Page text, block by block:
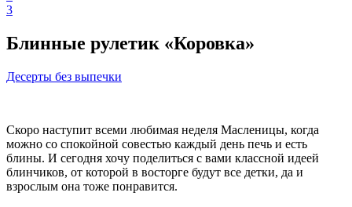
3
Блинные рулетик «Коровка»
Десерты без выпечки
Скоро наступит всеми любимая неделя Масленицы, когда
можно со спокойной совестью каждый день печь и есть
блины. И сегодня хочу поделиться с вами классной идеей
блинчиков, от которой в восторге будут все детки, да и
взрослым она тоже понравится.